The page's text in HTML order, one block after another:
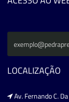
LOCALIZAÇÃO
Av. Fernando C.